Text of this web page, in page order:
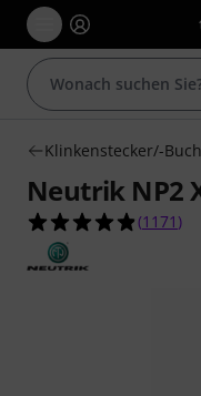
Klinkenstecker/-
Neutrik NP2
4.9 von
(1171 )